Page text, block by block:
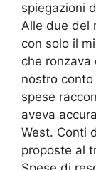
spiegazioni
Alle due del
con solo il
che
nostro
spese
aveva
West. Conti
proposte al